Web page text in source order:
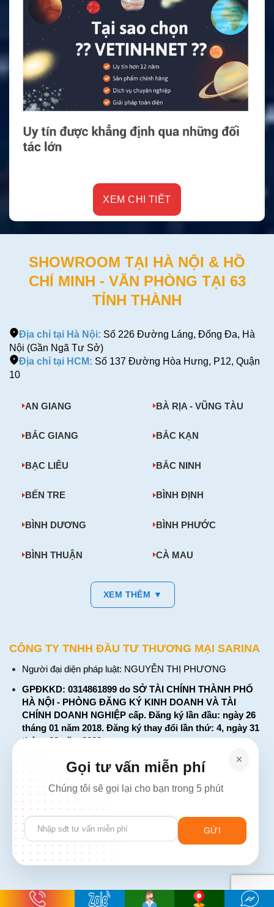
XEM CHI TIẾT
SHOWROOM TẠI HÀ NỘI & HỒ
CHÍ MINH - VĂN PHÒNG TẠI 63
TỈNH THÀNH
Địa chỉ tại Hà Nội: Số 226 Đường Láng, Đống Đa, Hà
Nội (Gần Ngã Tư Sở)
Địa chỉ tại HCM: Số 137 Đường Hòa Hưng, P12, Quận
10
AN GIANG BÀ RỊA - VŨNG TÀU
BẮC GIANG BẮC KẠN
BẠC LIÊU BẮC NINH
BẾN TRE BÌNH ĐỊNH
BÌNH DƯƠNG BÌNH PHƯỚC
BÌNH THUẬN CÀ MAU
XEM THÊM ▼
CÔNG TY TNHH ĐẦU TƯ THƯƠNG MẠI SARINA
Người đại diện pháp luật: NGUYỄN THỊ PHƯƠNG
GPĐKKD: 0314861899 do SỞ TÀI CHÍNH THÀNH PHỐ
HÀ NỘI - PHÒNG ĐĂNG KÝ KINH DOANH VÀ TÀI
CHÍNH DOANH NGHIỆP cấp. Đăng ký lần đầu: ngày 26
tháng 01 năm 2018. Đăng ký thay đổi lần thứ: 4, ngày 31
tháng 03 năm 2026
226 Đường Láng, Đống Đa, Hà Nội
137 Đường Hòa Hưng, Phường 12, Quận 10, TP. Hồ Chí
Minh
Hotline: 1900 2106 - 0386 001 001
Email:Giaiphap3g@gmail.com
Gọi tư vấn miễn phí
Chúng tôi sẽ gọi lại cho bạn trong 5 phút
Please
leave
field